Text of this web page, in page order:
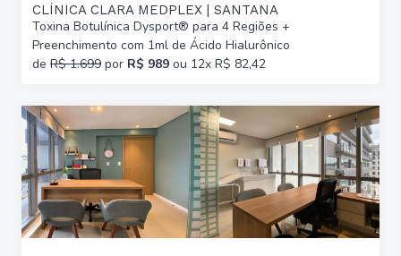
CLÍNICA CLARA MEDPLEX | SANTANA
Toxina Botulínica Dysport® para 4 Regiões +
Preenchimento com 1ml de Ácido Hialurônico
de R$ 1.699 por R$ 989 ou 12x R$ 82,42